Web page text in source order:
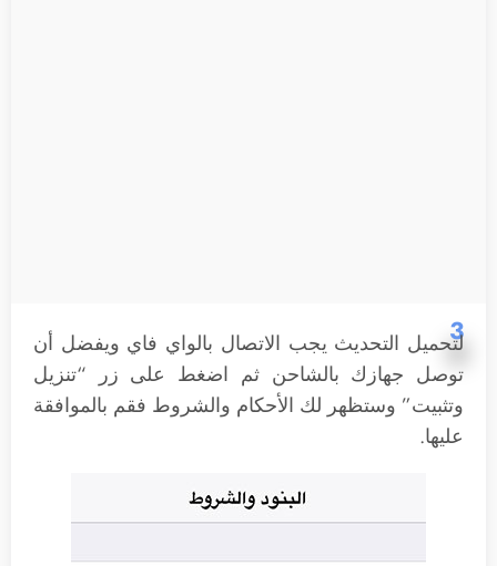
3
لتحميل التحديث يجب الاتصال بالواي فاي ويفضل أن
توصل جهازك بالشاحن ثم اضغط على زر “تنزيل
وتثبيت” وستظهر لك الأحكام والشروط فقم بالموافقة
عليها.